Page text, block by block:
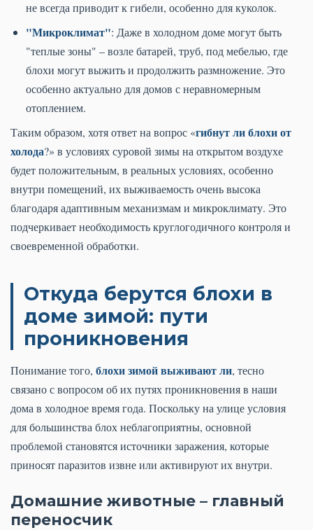
не всегда приводит к гибели, особенно для куколок.
"Микроклимат": Даже в холодном доме могут быть
"теплые зоны" – возле батарей, труб, под мебелью, где
блохи могут выжить и продолжить размножение. Это
особенно актуально для домов с неравномерным
отоплением.
Таким образом, хотя ответ на вопрос «гибнут ли блохи от
холода?» в условиях суровой зимы на открытом воздухе
будет положительным, в реальных условиях, особенно
внутри помещений, их выживаемость очень высока
благодаря адаптивным механизмам и микроклимату. Это
подчеркивает необходимость круглогодичного контроля и
своевременной обработки.
Откуда берутся блохи в
доме зимой: пути
проникновения
Понимание того, блохи зимой выживают ли, тесно
связано с вопросом об их путях проникновения в наши
дома в холодное время года. Поскольку на улице условия
для большинства блох неблагоприятны, основной
проблемой становятся источники заражения, которые
приносят паразитов извне или активируют их внутри.
Домашние животные – главный
переносчик